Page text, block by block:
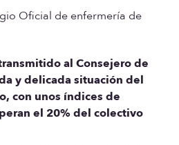
Oficial de enfermería de
al Consejero de
y delicada situación del
con unos índices de
el 20% del colectivo